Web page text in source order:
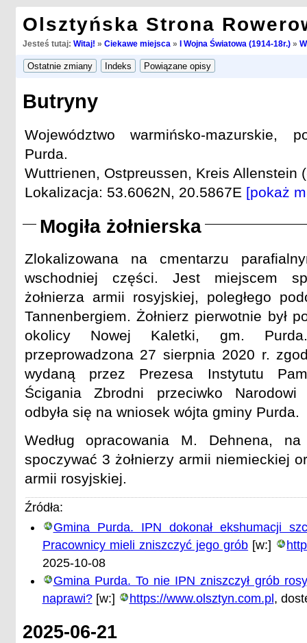
Olsztyńska Strona
Jesteś tutaj: Witaj! » Ciekawe miejsca » I Wojna Światowa (1914-18r.)»
Butryny
Województwo warmińsko-mazurskie,
Purda.
Wuttrienen, Ostpreussen, Kreis Allenstein
Lokalizacja: 53.6062N, 20.5867E [pokaż
Mogiła żołnierska
Zlokalizowana na cmentarzu
wschodniej części. Jest miejscem
żołnierza armii rosyjskiej, poległego
Tannenbergiem. Żołnierz pierwotnie był
okolicy Nowej Kaletki, gm. Purda.
przeprowadzona 27 sierpnia 2020 r.
wydaną przez Prezesa Instytutu
Ścigania Zbrodni przeciwko Narodowi
odbyła się na wniosek wójta gminy Purda.
Według opracowania M. Dehnena,
spoczywać 3 żołnierzy armii niemieckiej
armii rosyjskiej.
Źródła:
Gmina Purda. IPN dokonał ekshumacji
Pracownicy mieli zniszczyć jego grób [w:]
2025-10-08
Gmina Purda. To nie IPN zniszczył grób
naprawi?[w:] https://www.olsztyn.com.pl,
2025-06-21